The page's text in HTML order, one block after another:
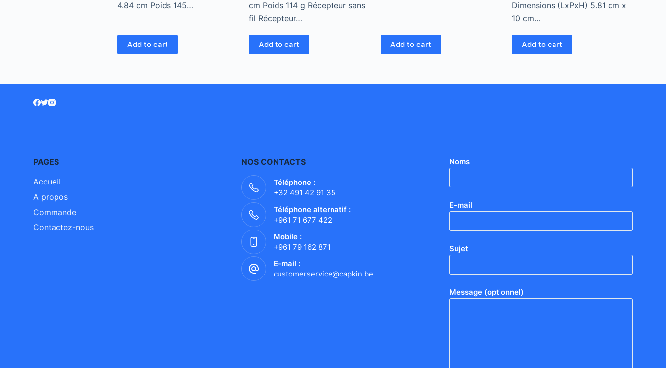
4.84 cm Poids 145…
Add to cart
cm Poids 114 g Récepteur sans
fil Récepteur…
Add to cart Add to cart
Dimensions (LxPxH) 5.81 cm x
10 cm…
Add to cart
PAGES
Accueil
A propos
Commande
Contactez-nous
NOS CONTACTS
Téléphone :
+32 491 42 91 35
Téléphone alternatif :
+961 71 677 422
Mobile :
+961 79 162 871
E-mail :
customerservice@capkin.be
Noms
E-mail
Sujet
Message (optionnel)